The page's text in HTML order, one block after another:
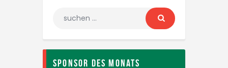
Sponsor des Monats